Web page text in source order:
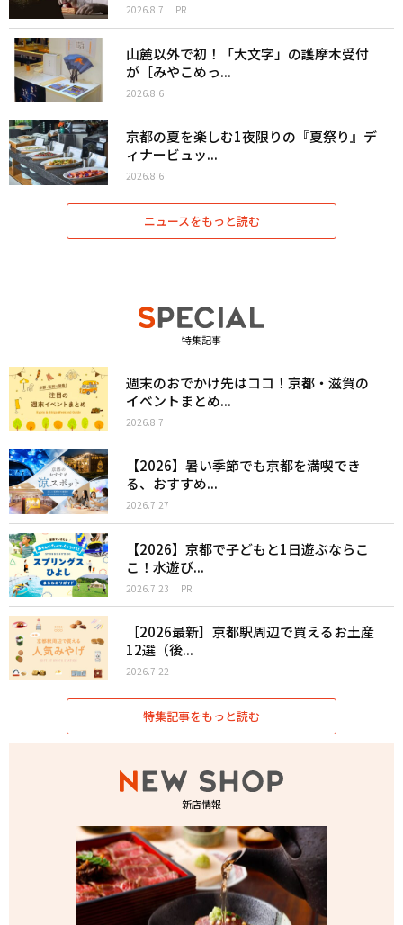
2026.8.7 PR
山麓以外で初！「大文字」の護摩木受付
が［みやこめっ...
2026.8.6
京都の夏を楽しむ1夜限りの『夏祭り』デ
ィナービュッ...
2026.8.6
ニュースをもっと読む
特集記事
週末のおでかけ先はココ！京都・滋賀の
イベントまとめ...
2026.8.7
【2026】暑い季節でも京都を満喫でき
る、おすすめ...
2026.7.27
【2026】京都で子どもと1日遊ぶならこ
こ！水遊び...
2026.7.23 PR
［2026最新］京都駅周辺で買えるお土産
12選（後...
2026.7.22
特集記事をもっと読む
新店情報